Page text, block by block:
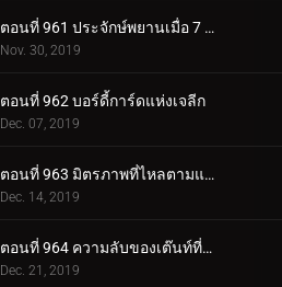
ตอนที่ 961 ประจักษ์พยานเมื่อ 7 ปีก่อน (ตอนจบ)
Nov. 30, 2019
ตอนที่ 962 บอร์ดี้การ์ดแห่งเจลีก
Dec. 07, 2019
ตอนที่ 963 มิตรภาพที่ไหลตามแม่น้ำ
Dec. 14, 2019
ตอนที่ 964 ความลับของเต๊นท์ที่ถูกเผาไหม้ (ตอนแรก)
Dec. 21, 2019